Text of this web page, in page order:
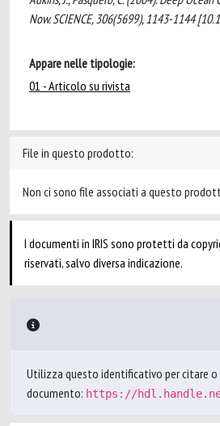
Now. SCIENCE, 306(5699), 1143-1144
Appare nelle tipologie:
01 - Articolo su rivista
File in questo prodotto:
Non ci sono file associati a questo
I documenti in IRIS sono protetti da
riservati, salvo diversa indicazione.
Utilizza questo identificativo per citare o
documento: https://